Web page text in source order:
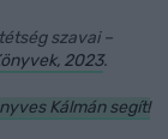
szavai –
2023.
Kálmán segít!